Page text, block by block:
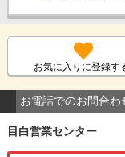
お気に入りに登録す
お電話でのお問合わ
目白営業センター